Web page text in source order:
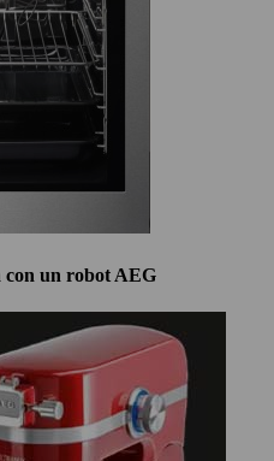
con un robot AEG